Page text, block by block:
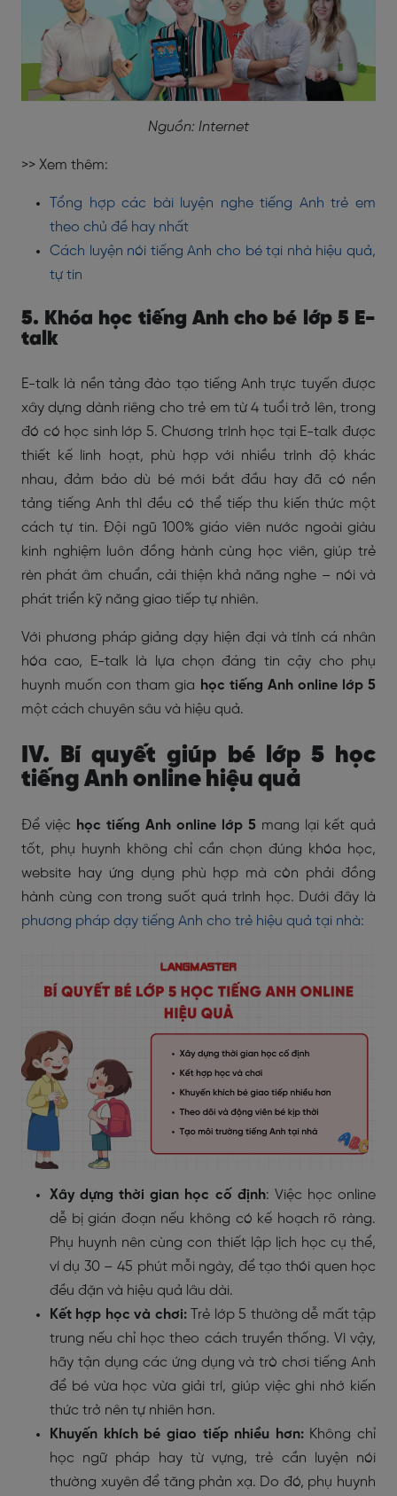
Nguồn: Internet
>> Xem thêm:
Tổng hợp các bài luyện nghe tiếng Anh trẻ em
theo chủ đề hay nhất
Cách luyện nói tiếng Anh cho bé tại nhà hiệu quả,
tự tin
5. Khóa học tiếng Anh cho bé lớp 5 E-
talk
E-talk là nền tảng đào tạo tiếng Anh trực tuyến được
xây dựng dành riêng cho trẻ em từ 4 tuổi trở lên, trong
đó có học sinh lớp 5. Chương trình học tại E-talk được
thiết kế linh hoạt, phù hợp với nhiều trình độ khác
nhau, đảm bảo dù bé mới bắt đầu hay đã có nền
tảng tiếng Anh thì đều có thể tiếp thu kiến thức một
cách tự tin. Đội ngũ 100% giáo viên nước ngoài giàu
kinh nghiệm luôn đồng hành cùng học viên, giúp trẻ
rèn phát âm chuẩn, cải thiện khả năng nghe – nói và
phát triển kỹ năng giao tiếp tự nhiên.
Với phương pháp giảng dạy hiện đại và tính cá nhân
hóa cao, E-talk là lựa chọn đáng tin cậy cho phụ
huynh muốn con tham gia học tiếng Anh online lớp 5
một cách chuyên sâu và hiệu quả.
IV. Bí quyết giúp bé lớp 5 học
tiếng Anh online hiệu quả
Để việc học tiếng Anh online lớp 5 mang lại kết quả
tốt, phụ huynh không chỉ cần chọn đúng khóa học,
website hay ứng dụng phù hợp mà còn phải đồng
hành cùng con trong suốt quá trình học. Dưới đây là
phương pháp dạy tiếng Anh cho trẻ hiệu quả tại nhà:
Xây dựng thời gian học cố định: Việc học online
dễ bị gián đoạn nếu không có kế hoạch rõ ràng.
Phụ huynh nên cùng con thiết lập lịch học cụ thể,
ví dụ 30 – 45 phút mỗi ngày, để tạo thói quen học
đều đặn và hiệu quả lâu dài.
Kết hợp học và chơi:Trẻ lớp 5 thường dễ mất tập
trung nếu chỉ học theo cách truyền thống. Vì vậy,
hãy tận dụng các ứng dụng và trò chơi tiếng Anh
để bé vừa học vừa giải trí, giúp việc ghi nhớ kiến
thức trở nên tự nhiên hơn.
Khuyến khích bé giao tiếp nhiều hơn: Không chỉ
học ngữ pháp hay từ vựng, trẻ cần luyện nói
thường xuyên để tăng phản xạ. Do đó, phụ huynh